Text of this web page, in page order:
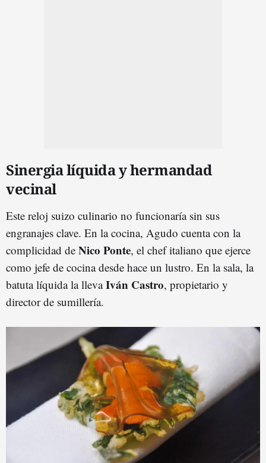
Sinergia líquida y hermandad
vecinal
Este reloj suizo culinario no funcionaría sin sus
engranajes clave. En la cocina, Agudo cuenta con la
complicidad de Nico Ponte, el chef italiano que ejerce
como jefe de cocina desde hace un lustro. En la sala, la
batuta líquida la llevaIván Castro, propietario y
director de sumillería.